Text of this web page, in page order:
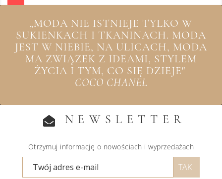
„MODA NIE ISTNIEJE TYLKO W
SUKIENKACH I TKANINACH. MODA
JEST W NIEBIE, NA ULICACH, MODA
MA ZWIĄZEK Z IDEAMI, STYLEM
ŻYCIA I TYM, CO SIĘ DZIEJE"
COCO CHANEL
NEWSLETTER
Otrzymuj informację o nowościach i wyprzedażach